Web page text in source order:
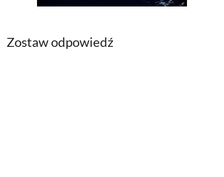
Zostaw odpowiedź